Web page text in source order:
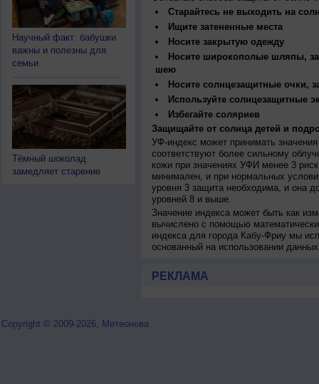
Научный факт: бабушки
важны и полезны для
семьи
Тёмный шоколад
замедляет старение
Старайтесь не выходить на
Ищите затененные места
Носите закрытую одежду
Носите широкополые шляпы,
шею
Носите солнцезащитные очки,
Используйте солнцезащитные
Избегайте соляриев
Защищайте от солнца детей и
УФ-индекс может принимать
соответствуют более сильному
кожи при значениях УФИ менее 3
минимален, и при нормальных
уровня 3 защита необходима, и она
уровней 8 и выше.
Значение индекса может быть как
вычислено с помощью
индекса для города Кабу-Фриу мы
основанный на использовании
РЕКЛАМА
Copyright © 2009-2026, Метеонова